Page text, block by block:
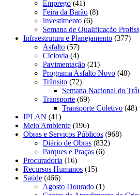
Emprego (41)
Feira da Barão (8)
Investimento (6)
Semana de Qualificação
Infraestrutura e Planejamento (377)
Asfalto (57)
Ciclovia (4)
Pavimentação (21)
Programa Asfalto Novo (48)
Trânsito (72)
Semana Nacional do
Transporte (69)
Transporte Coletivo (48)
IPLAN (41)
Meio Ambiente (196)
Obras e Serviços Públicos (968)
Diário de Obras (832)
Parques e Praças (6)
Procuradoria (16)
Recursos Humanos (15)
Saúde (466)
Agosto Dourado (1)